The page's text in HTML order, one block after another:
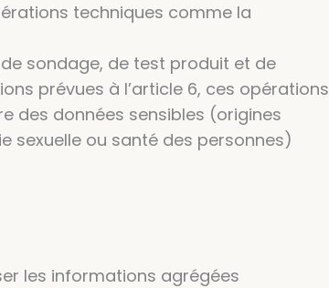
techniques comme la
sondage, de test produit et de
prévues à l’article 6, ces opérations
des données sensibles (origines
sexuelle ou santé des personnes)
les informations agrégées